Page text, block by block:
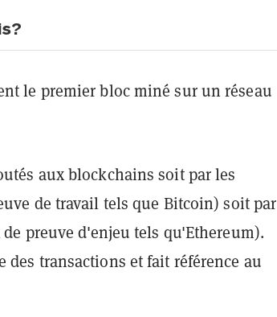
le premier bloc miné sur un réseau
aux blockchains soit par les
de travail tels que Bitcoin) soit par
preuve d'enjeu tels qu'Ethereum).
des transactions et fait référence au